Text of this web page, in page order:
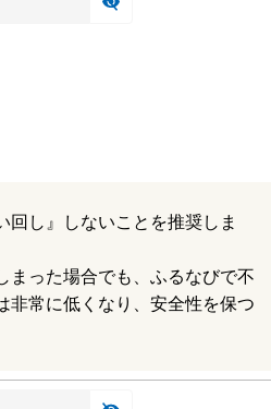
し』しないことを推奨しま
まった場合でも、ふるなびで不
非常に低くなり、安全性を保つ